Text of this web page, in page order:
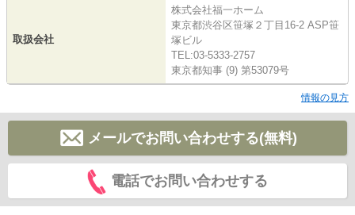
取扱会社
株式会社福一ホーム
東京都渋谷区笹塚２丁目16-2 ASP笹
塚ビル
TEL:03-5333-2757
東京都知事 (9) 第53079号
情報の見方
メールでお問い合わせする(無料)
電話でお問い合わせする